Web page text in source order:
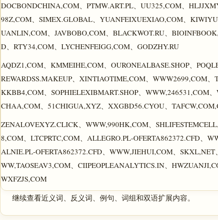
DOCBONDCHINA,COM、PTMW.ART.PL、UU325,COM、
98Z,COM、SIMEX.GLOBAL、YUANFEIXUEXIAO,COM、
UANLIN,COM、JAVBOBO,COM、BLACKWOT.RU、
D、RTY34,COM、LYCHENFEIGG,COM、GODZHY.RU
AQDZ1,COM、KMMEIHE,COM、OURONEALBASE.SHOP、
REWARDSS.MAKEUP、XINTIAOTIME,COM、WWW2699,COM
KKBB4,COM、SOPHIELEXIBMART.SHOP、WWW,246531,COM
CHAA,COM、51CHIGUA,XYZ、XXGBD56.CYOU、
ZENALOVEXYZ.CLICK、WWW,990HK,COM、
8,COM、LTCPRTC,COM、ALLEGRO.PL-OFERTA862372.CFD、
ALNIE.PL-OFERTA862372.CFD、WWW,JIEHUI,COM、
WW,TAOSEAV3,COM、CIIPEOPLEANALYTICS.IN、
WXFZJS,COM
继续查看近义词、反义词、例句、词组和双语扩展内容。